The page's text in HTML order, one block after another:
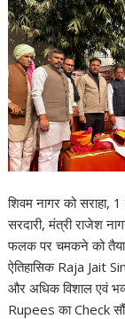
शिवम नागर को सराहा,
सरदारी, मंत्री राजेश
फलक पर चमकने को
ऐतिहासिक Raja Jait
और अधिक विशाल एवं
Rupees का Check